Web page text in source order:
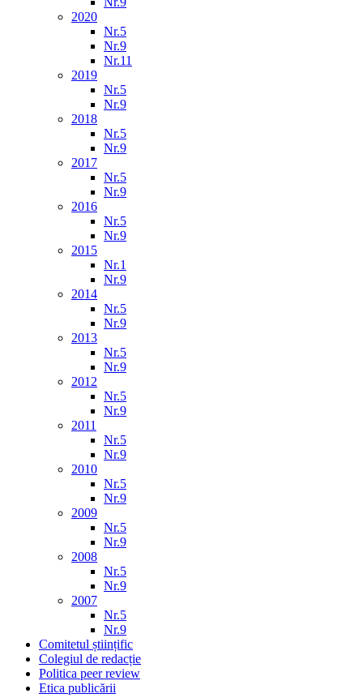
2020
Nr.5
Nr.9
Nr.11
2019
Nr.5
Nr.9
2018
Nr.5
Nr.9
2017
Nr.5
Nr.9
2016
Nr.5
Nr.9
2015
Nr.1
Nr.9
2014
Nr.5
Nr.9
2013
Nr.5
Nr.9
2012
Nr.5
Nr.9
2011
Nr.5
Nr.9
2010
Nr.5
Nr.9
2009
Nr.5
Nr.9
2008
Nr.5
Nr.9
2007
Nr.5
Nr.9
Comitetul științific
Colegiul de redacție
Politica peer review
Etica publicării